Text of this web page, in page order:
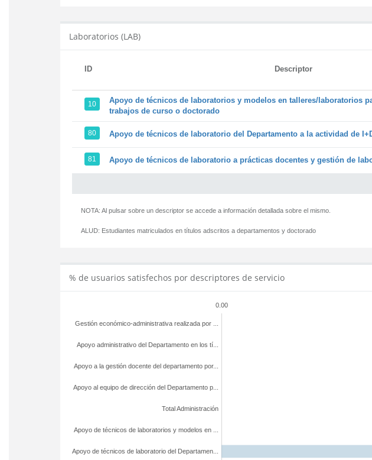
Laboratorios (LAB)
ID Descriptor
10
Apoyo de técnicos de laboratorios y modelos en talleres/laboratorios
trabajos de curso o doctorado
80 Apoyo de técnicos de laboratorio del Departamento a la actividad de
81 Apoyo de técnicos de laboratorio a prácticas docentes y gestión de
NOTA: Al pulsar sobre un descriptor se accede a información detallada sobre el mismo.
ALUD: Estudiantes matriculados en títulos adscritos a departamentos y doctorado
% de usuarios satisfechos por descriptores de servicio
0.00
Apoyo de técnicos de laboratorio del Departamen...
Apoyo de técnicos de laboratorios y modelos en ...
Total Administración
Apoyo al equipo de dirección del Departamento p...
Apoyo a la gestión docente del departamento por...
Apoyo administrativo del Departamento en los tí...
Gestión económico-administrativa realizada por ...